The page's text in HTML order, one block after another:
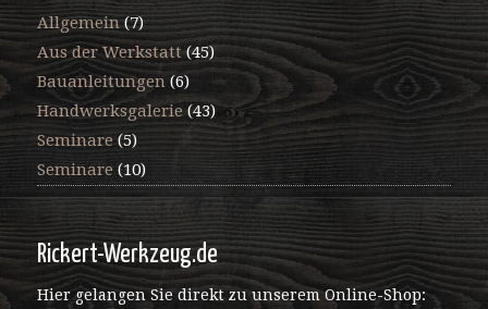
Allgemein(7)
Aus der Werkstatt(45)
Bauanleitungen(6)
Handwerksgalerie(43)
Seminare (5)
Seminare(10)
Rickert-Werkzeug.de
Hier gelangen Sie direkt zu unserem Online-Shop: